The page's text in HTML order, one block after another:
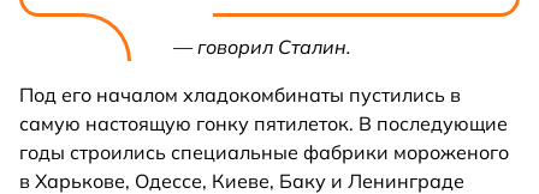
— говорил Сталин.
Под его началом хладокомбинаты пустились в
самую настоящую гонку пятилеток. В последующие
годы строились специальные фабрики мороженого
в Харькове, Одессе, Киеве, Баку и Ленинграде